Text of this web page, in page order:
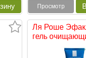
Просмотр
Ля Роше
гель